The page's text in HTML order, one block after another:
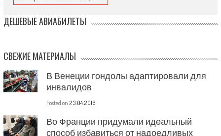
ДЕШЕВЫЕ АВИАБИЛЕТЫ
СВЕЖИЕ МАТЕРИАЛЫ
В Венеции гондолы адаптировали для
инвалидов
Posted on 23.04.2016
Во Франции придумали идеальный
способ избавиться от надоедливых